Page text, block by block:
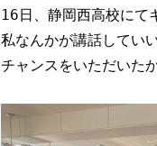
16日、静岡西高校にて
私なんかが講話してい
チャンスをいただいた